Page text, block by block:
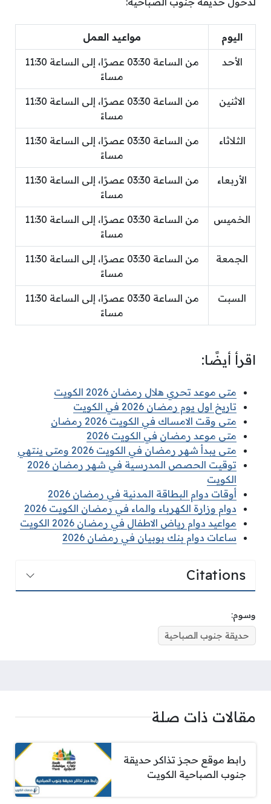
اليوم مواعيد العمل
الأحد
من الساعة 03:30 عصرًا، إلى الساعة 11:30
مساءً
الاثنين
من الساعة 03:30 عصرًا، إلى الساعة 11:30
مساءً
الثلاثاء
من الساعة 03:30 عصرًا، إلى الساعة 11:30
مساءً
الأربعاء
من الساعة 03:30 عصرًا، إلى الساعة 11:30
مساءً
الخميس
من الساعة 03:30 عصرًا، إلى الساعة 11:30
مساءً
الجمعة
من الساعة 03:30 عصرًا، إلى الساعة 11:30
مساءً
السبت
من الساعة 03:30 عصرًا، إلى الساعة 11:30
مساءً
اقرأ أيضًا:
متى موعد تحري هلال رمضان 2026 الكويت
تاريخ اول يوم رمضان 2026 في الكويت
متى وقت الامساك في الكويت 2026 رمضان
متى موعد رمضان في الكويت 2026
متى يبدأ شهر رمضان في الكويت 2026 ومتى ينتهي
توقيت الحصص المدرسية في شهر رمضان 2026
الكويت
أوقات دوام البطاقة المدنية في رمضان 2026
دوام وزارة الكهرباء والماء في رمضان الكويت 2026
مواعيد دوام رياض الاطفال في رمضان 2026 الكويت
ساعات دوام بنك بوبيان في رمضان 2026
Citations
وسوم:
حديقة جنوب الصباحية
مقالات ذات صلة
رابط موقع حجز تذاكر حديقة
جنوب الصباحية الكويت